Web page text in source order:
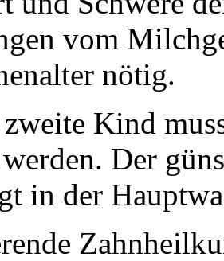
vom
nötig.
zweite Kind
Der
in der